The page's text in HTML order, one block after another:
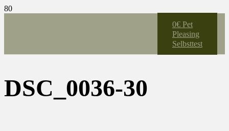
0€ Pet
Pleasing
Selbsttest
DSC_0036-30